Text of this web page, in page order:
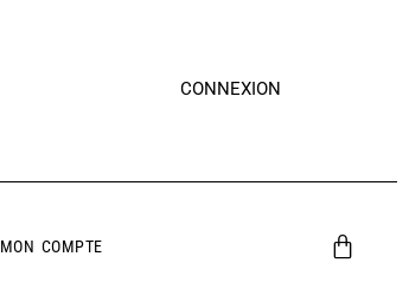
CONNEXION
MON COMPTE